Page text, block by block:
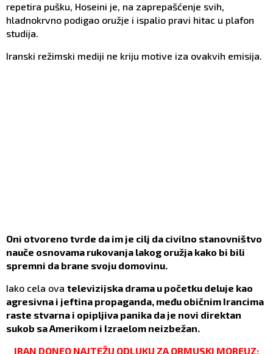
repetira pušku, Hoseini je, na zaprepašćenje svih,
hladnokrvno podigao oružje i ispalio pravi hitac u plafon
studija.
Iranski režimski mediji ne kriju motive iza ovakvih emisija.
Oni otvoreno tvrde da im je cilj da civilno stanovništvo
nauče osnovama rukovanja lakog oružja kako bi bili
spremni da brane svoju domovinu.
Iako cela ova televizijska drama u početku deluje kao
agresivna i jeftina propaganda, među običnim Irancima
raste stvarna i opipljiva panika da je novi direktan
sukob sa Amerikom i Izraelom neizbežan.
IRAN DONEO NAJTEŽU ODLUKU ZA ORMUSKI MOREUZ: